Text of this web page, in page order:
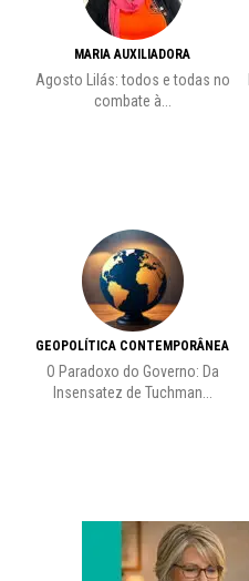
MARIA AUXILIADORA
Agosto Lilás: todos e todas no
combate à...
GEOPOLÍTICA CONTEMPORÂNEA
O Paradoxo do Governo: Da
Insensatez de Tuchman...